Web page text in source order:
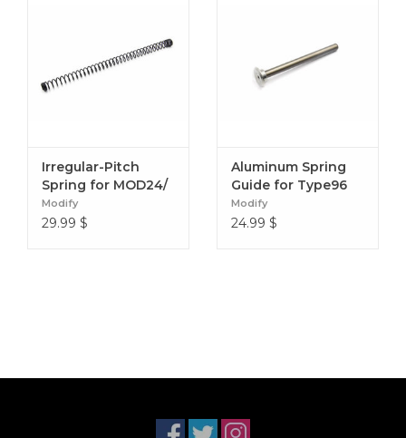
Irregular-Pitch
Spring for MOD24/
APS-2 (9mm)
Modify
29.99 $
Aluminum Spring
Guide for Type96
Series
Modify
24.99 $